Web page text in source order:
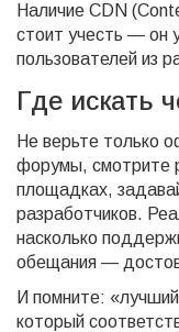
Наличие CDN
стоит учесть — он
пользователей из
Где искать
Не верьте только
форумы, смотрите
площадках,
разработчиков.
насколько
обещания —
И помните:
который